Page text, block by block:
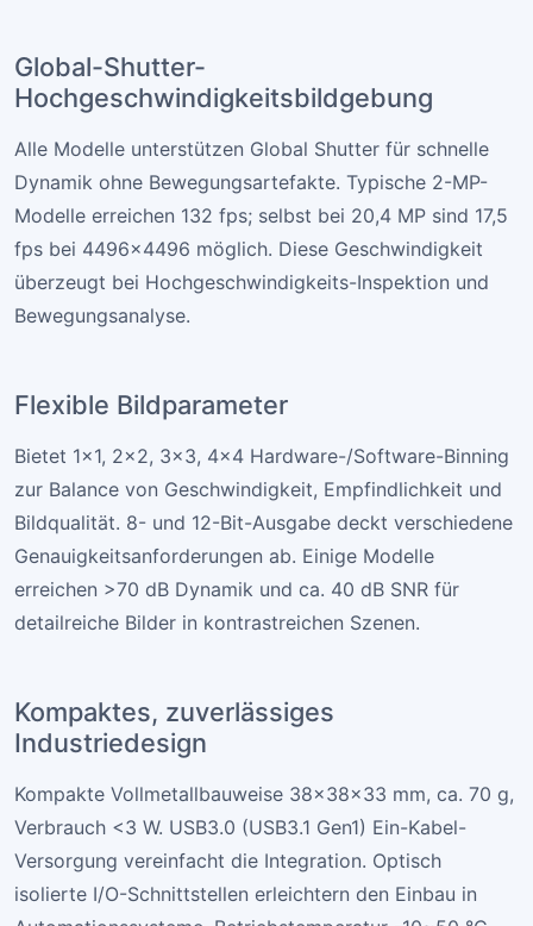
Global-Shutter-
Hochgeschwindigkeitsbildgebung
Alle Modelle unterstützen Global Shutter für schnelle
Dynamik ohne Bewegungsartefakte. Typische 2-MP-
Modelle erreichen 132 fps; selbst bei 20,4 MP sind 17,5
fps bei 4496×4496 möglich. Diese Geschwindigkeit
überzeugt bei Hochgeschwindigkeits-Inspektion und
Bewegungsanalyse.
Flexible Bildparameter
Bietet 1×1, 2×2, 3×3, 4×4 Hardware-/Software-Binning
zur Balance von Geschwindigkeit, Empfindlichkeit und
Bildqualität. 8- und 12-Bit-Ausgabe deckt verschiedene
Genauigkeitsanforderungen ab. Einige Modelle
erreichen >70 dB Dynamik und ca. 40 dB SNR für
detailreiche Bilder in kontrastreichen Szenen.
Kompaktes, zuverlässiges
Industriedesign
Kompakte Vollmetallbauweise 38×38×33 mm, ca. 70 g,
Verbrauch <3 W. USB3.0 (USB3.1 Gen1) Ein-Kabel-
Versorgung vereinfacht die Integration. Optisch
isolierte I/O-Schnittstellen erleichtern den Einbau in